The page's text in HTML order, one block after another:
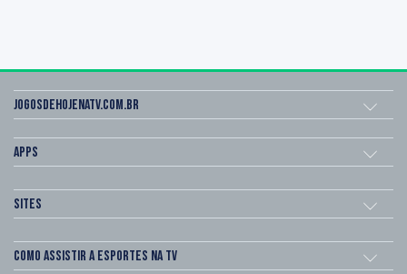
Jogosdehojenatv.com.br
Apps
Sites
Como assistir a esportes na TV